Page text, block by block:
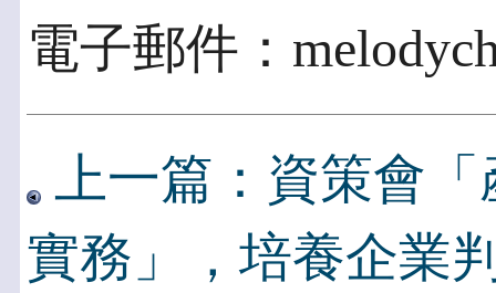
電子郵件：
上一篇：資策會
實務」，培養企業